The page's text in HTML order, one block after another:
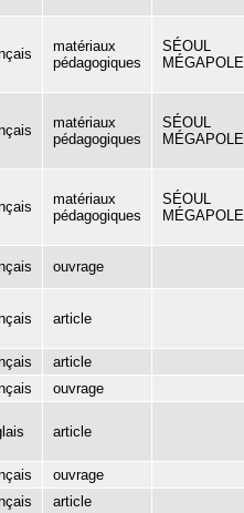
matériaux
pédagogiques
SÉOUL
MÉGAPOLE
matériaux
pédagogiques
SÉOUL
MÉGAPOLE
matériaux
pédagogiques
SÉOUL
MÉGAPOLE
ouvrage
article
article
ouvrage
article
ouvrage
article